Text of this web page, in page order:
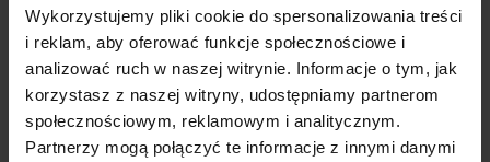
Wykorzystujemy pliki cookie do spersonalizowania treści
i reklam, aby oferować funkcje społecznościowe i
analizować ruch w naszej witrynie. Informacje o tym, jak
korzystasz z naszej witryny, udostępniamy partnerom
społecznościowym, reklamowym i analitycznym.
Partnerzy mogą połączyć te informacje z innymi danymi
Wysyłka w ciągu 5 dni
Cena przesyłki Brak
Dostępność Mało